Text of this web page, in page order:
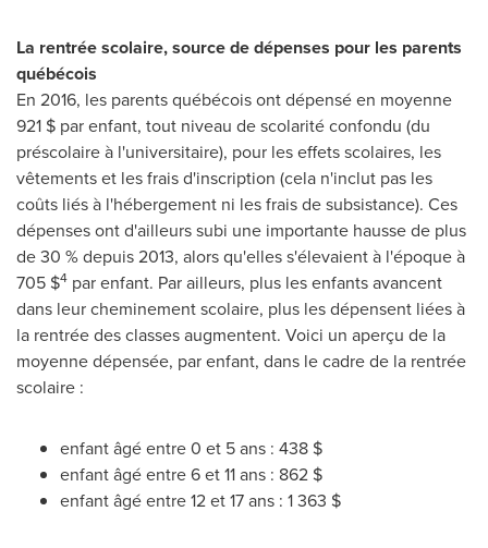
La rentrée scolaire, source de dépenses pour les parents
québécois
En 2016, les parents québécois ont dépensé en moyenne
921 $ par enfant, tout niveau de scolarité confondu (du
préscolaire à l'universitaire), pour les effets scolaires, les
vêtements et les frais d'inscription (cela n'inclut pas les
coûts liés à l'hébergement ni les frais de subsistance). Ces
dépenses ont d'ailleurs subi une importante hausse de plus
de 30 % depuis 2013, alors qu'elles s'élevaient à l'époque à
705 $4 par enfant. Par ailleurs, plus les enfants avancent
dans leur cheminement scolaire, plus les dépensent liées à
la rentrée des classes augmentent. Voici un aperçu de la
moyenne dépensée, par enfant, dans le cadre de la rentrée
scolaire :
enfant âgé entre 0 et 5 ans : 438 $
enfant âgé entre 6 et 11 ans : 862 $
enfant âgé entre 12 et 17 ans : 1 363 $